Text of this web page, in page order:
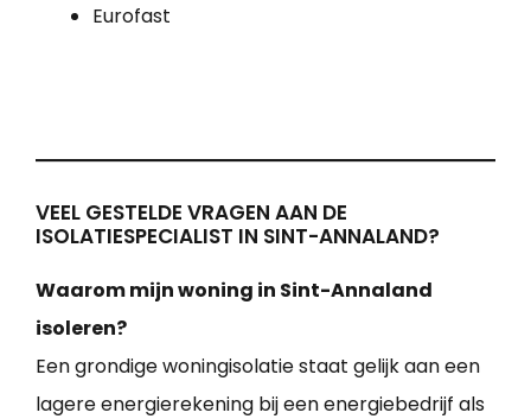
Eurofast
VEEL GESTELDE VRAGEN AAN DE
ISOLATIESPECIALIST IN SINT-ANNALAND?
Waarom mijn woning in Sint-Annaland
isoleren?
Een grondige woningisolatie staat gelijk aan een
lagere energierekening bij een energiebedrijf als